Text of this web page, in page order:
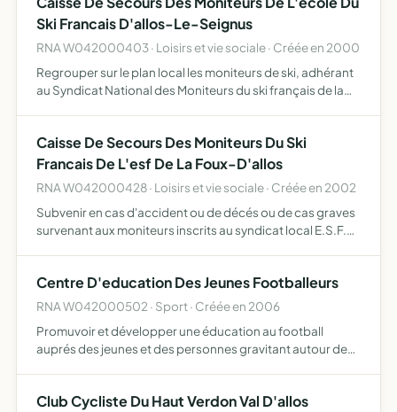
encadrement …
Ski Francais D'allos-Le-Seignus
RNA W042000403 · Loisirs et vie sociale · Créée en 2000
Regrouper sur le plan local les moniteurs de ski, adhérant
au Syndicat National des Moniteurs du ski français de la
Caisse De Secours Des Moniteurs Du Ski
Francais De L'esf De La Foux-D'allos
RNA W042000428 · Loisirs et vie sociale · Créée en 2002
Subvenir en cas d'accident ou de décés ou de cas graves
survenant aux moniteurs inscrits au syndicat local E.S.F.
Centre D'education Des Jeunes Footballeurs
RNA W042000502 · Sport · Créée en 2006
Promuvoir et développer une éducation au football
auprés des jeunes et des personnes gravitant autour des
Club Cycliste Du Haut Verdon Val D'allos